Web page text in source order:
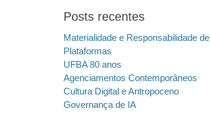
Posts recentes
Materialidade e Responsabilidade de
Plataformas
UFBA 80 anos
Agenciamentos Contemporâneos
Cultura Digital e Antropoceno
Governança de IA